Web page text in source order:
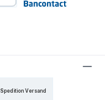
Spedition Versand